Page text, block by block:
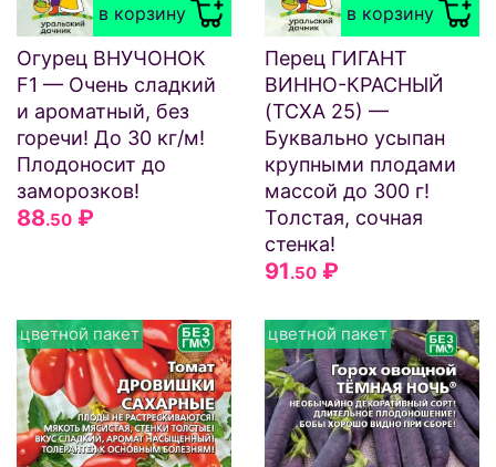
в корзину
Огурец ВНУЧОНОК
F1 — Очень сладкий
и ароматный, без
горечи! До 30 кг/м!
Плодоносит до
заморозков!
88.50 ₽
в корзину
Перец ГИГАНТ
ВИННО-КРАСНЫЙ
(ТСХА 25) —
Буквально усыпан
крупными плодами
массой до 300 г!
Толстая, сочная
стенка!
91.50 ₽
цветной пакет цветной пакет